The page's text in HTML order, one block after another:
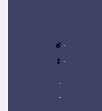
-
-
-
-